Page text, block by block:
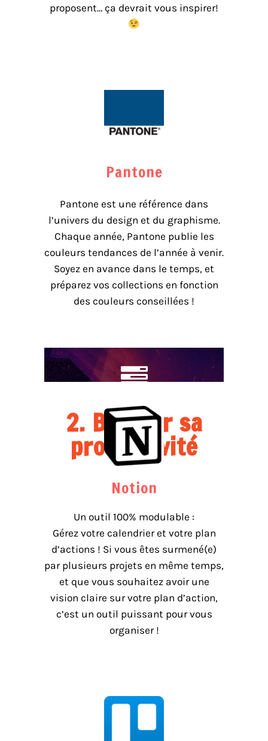
proposent… ça devrait vous inspirer!
Pantone
Pantone est une référence dans
l’univers du design et du graphisme.
Chaque année, Pantone publie les
couleurs tendances de l’année à venir.
Soyez en avance dans le temps, et
préparez vos collections en fonction
des couleurs conseillées !
2. Booster sa
productivité
Notion
Un outil 100% modulable :
Gérez votre calendrier et votre plan
d’actions ! Si vous êtes surmené(e)
par plusieurs projets en même temps,
et que vous souhaitez avoir une
vision claire sur votre plan d’action,
c’est un outil puissant pour vous
organiser !